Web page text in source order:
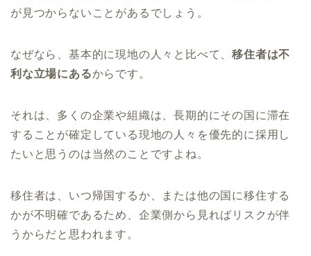
が見つからないことがあるでしょう。
なぜなら、基本的に現地の人々と比べて、移住者は不
利な立場にあるからです。
それは、多くの企業や組織は、長期的にその国に滞在
することが確定している現地の人々を優先的に採用し
たいと思うのは当然のことですよね。
移住者は、いつ帰国するか、または他の国に移住する
かが不明確であるため、企業側から見ればリスクが伴
うからだと思われます。